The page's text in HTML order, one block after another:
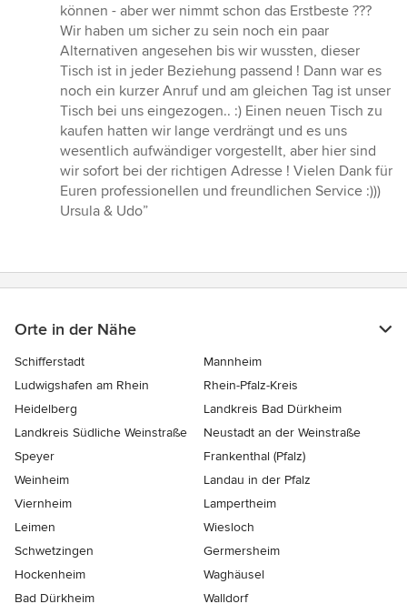
können - aber wer nimmt schon das Erstbeste ???
Wir haben um sicher zu sein noch ein paar
Alternativen angesehen bis wir wussten, dieser
Tisch ist in jeder Beziehung passend ! Dann war es
noch ein kurzer Anruf und am gleichen Tag ist unser
Tisch bei uns eingezogen.. :) Einen neuen Tisch zu
kaufen hatten wir lange verdrängt und es uns
wesentlich aufwändiger vorgestellt, aber hier sind
wir sofort bei der richtigen Adresse ! Vielen Dank für
Euren professionellen und freundlichen Service :)))
Ursula & Udo”
Orte in der Nähe
Schifferstadt
Mannheim
Ludwigshafen am Rhein
Rhein-Pfalz-Kreis
Heidelberg
Landkreis Bad Dürkheim
Landkreis Südliche Weinstraße
Neustadt an der Weinstraße
Speyer
Frankenthal (Pfalz)
Weinheim
Landau in der Pfalz
Viernheim
Lampertheim
Leimen
Wiesloch
Schwetzingen
Germersheim
Hockenheim
Waghäusel
Bad Dürkheim
Walldorf